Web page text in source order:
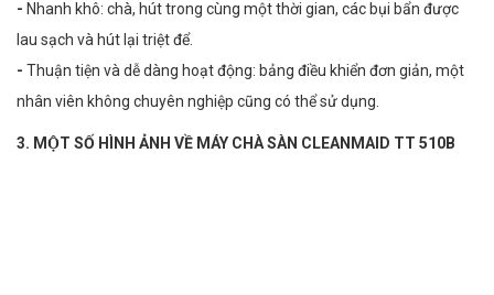
- Nhanh khô: chà, hút trong cùng một thời gian, các bụi bẩn được
lau sạch và hút lại triệt để.
- Thuận tiện và dễ dàng hoạt động: bảng điều khiển đơn giản, một
nhân viên không chuyên nghiệp cũng có thể sử dụng.
3. MỘT SỐ HÌNH ẢNH VỀ MÁY CHÀ SÀN CLEANMAID TT 510B